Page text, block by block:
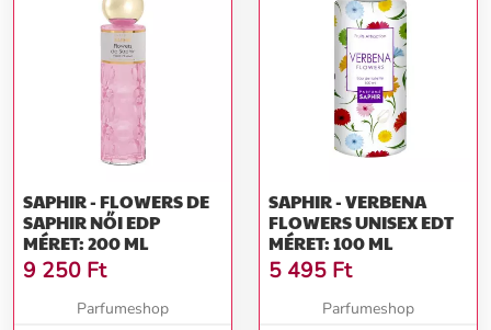
SAPHIR - FLOWERS DE
SAPHIR NŐI EDP
MÉRET: 200 ML
9 250 Ft
Parfumeshop
SAPHIR - VERBENA
FLOWERS UNISEX EDT
MÉRET: 100 ML
5 495 Ft
Parfumeshop